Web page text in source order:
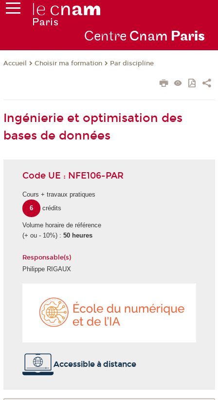
Centre Cnam Paris
Accueil Choisir ma formation Par discipline
Ingénierie et optimisation des
bases de données
Code UE : NFE106-PAR
Cours + travaux pratiques
6
crédits
Volume horaire de référence
(+ ou - 10%) : 50 heures
Responsable(s)
Philippe RIGAUX
Accessible à distance